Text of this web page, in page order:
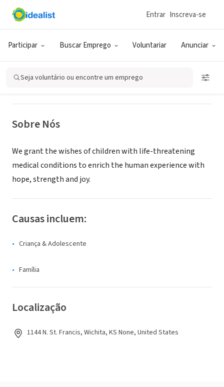
Participar Buscar Emprego Voluntariar Anunciar
Entrar Inscreva-se
Seja voluntário ou encontre um emprego
ONG (SETOR SOCIAL)
Make-A-Wish Kansas
Sobre Nós
We grant the wishes of children with life-threatening
medical conditions to enrich the human experience with
hope, strength and joy.
Causas incluem:
Criança & Adolescente
Família
Localização
1144 N. St. Francis, Wichita, KS None, United States